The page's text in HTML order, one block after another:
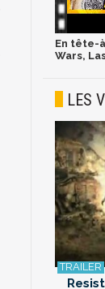
En tête-
Wars,
LES